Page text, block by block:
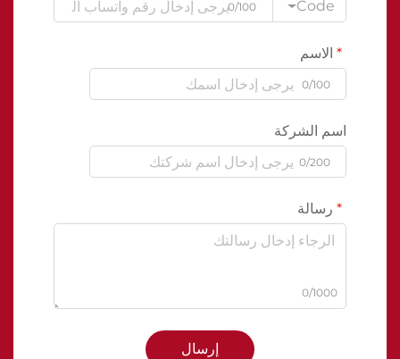
Code
0/100
الاسم
0/100
اسم الشركة
0/200
رسالة
0/1000
إرسال